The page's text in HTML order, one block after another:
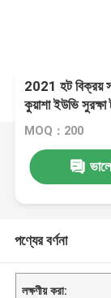
2021 হট বিক্রয়
কুয়াশা ইউভি সুরক্ষা
MOQ：200
পণ্যের বর্ণনা
লক্ষণীয় করা: